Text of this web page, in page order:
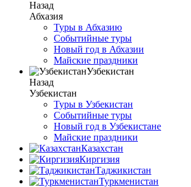
Назад
Абхазия
Туры в Абхазию
Событийные туры
Новый год в Абхазии
Майские праздники
Узбекистан
Назад
Узбекистан
Туры в Узбекистан
Событийные туры
Новый год в Узбекистане
Майские праздники
Казахстан
Киргизия
Таджикистан
Туркменистан